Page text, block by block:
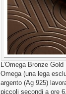
L’Omega Bronze
Omega (una lega
argento (Ag 925)
piccoli secondi a ore